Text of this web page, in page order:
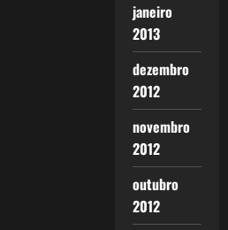
janeiro
2013
dezembro
2012
novembro
2012
outubro
2012